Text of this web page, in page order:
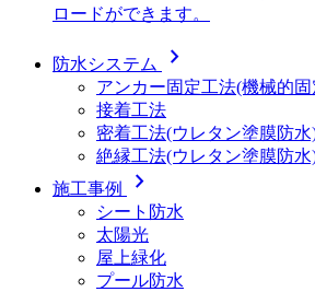
ロードができます。
防水システム chevron_right
アンカー固定工法(機械的
接着工法
密着工法(ウレタン塗膜防水
絶縁工法(ウレタン塗膜防水
施工事例
chevron_right
シート防水
太陽光
屋上緑化
プール防水